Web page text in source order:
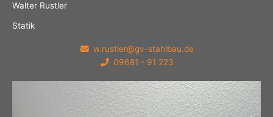
Walter Rustler
Statik
w.rustler@gv-stahlbau.de
09681 - 91 223